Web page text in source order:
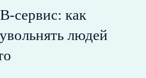
как
людей